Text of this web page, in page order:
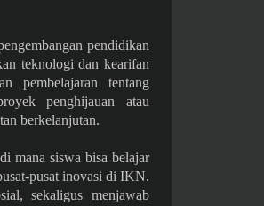
pendidikan
teknologi dan kearifan
pembelajaran tentang
penghijauan atau
berkelanjutan.
mana siswa bisa belajar
pusat inovasi di IKN.
sekaligus menjawab